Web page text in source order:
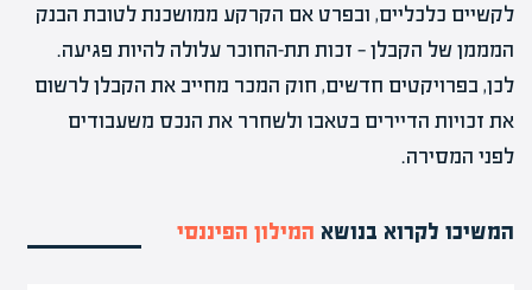
לקשיים כלכליים, ובפרט אם הקרקע ממושכנת לטובת הבנק
המממן של הקבלן — זכות תת-החוכר עלולה להיות פגיעה.
לכן, בפרויקטים חדשים, חוק המכר מחייב את הקבלן לרשום
את זכויות הדיירים בטאבו ולשחרר את הנכס משעבודים
לפני המסירה.
המשיכו לקרוא בנושא המילון הפיננסי